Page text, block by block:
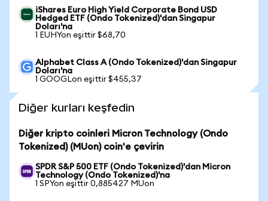
iShares Euro High Yield Corporate Bond USD
Hedged ETF (Ondo Tokenized)'dan Singapur
Doları'na
1 EUHYon eşittir $68,70
Alphabet Class A (Ondo Tokenized)'dan Singapur
Doları'na
1 GOOGLon eşittir $455,37
Diğer kurları keşfedin
Diğer kripto coinleri Micron Technology (Ondo
Tokenized) (MUon) coin'e çevirin
SPDR S&P 500 ETF (Ondo Tokenized)'dan Micron
Technology (Ondo Tokenized)'na
1 SPYon eşittir 0,885427 MUon